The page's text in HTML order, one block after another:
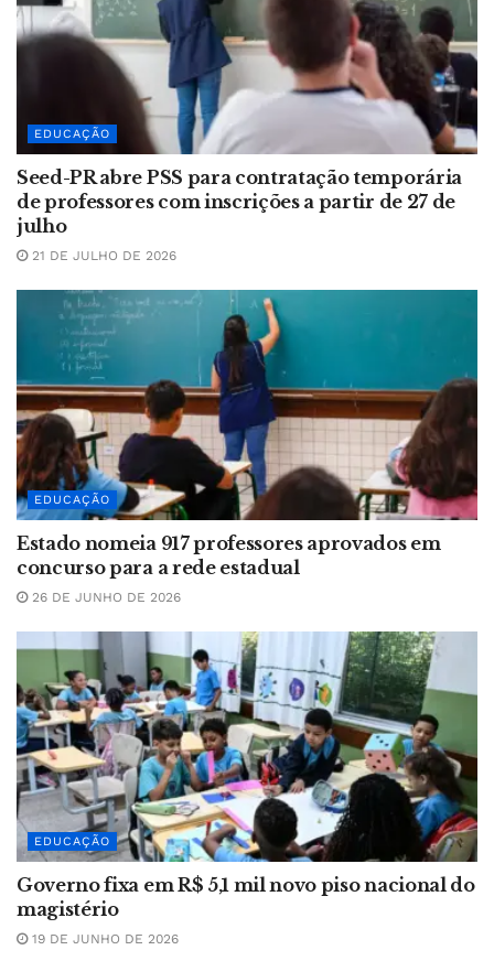
EDUCAÇÃO
Seed-PR abre PSS para contratação temporária
de professores com inscrições a partir de 27 de
julho
21 DE JULHO DE 2026
EDUCAÇÃO
Estado nomeia 917 professores aprovados em
concurso para a rede estadual
26 DE JUNHO DE 2026
EDUCAÇÃO
Governo fixa em R$ 5,1 mil novo piso nacional do
magistério
19 DE JUNHO DE 2026